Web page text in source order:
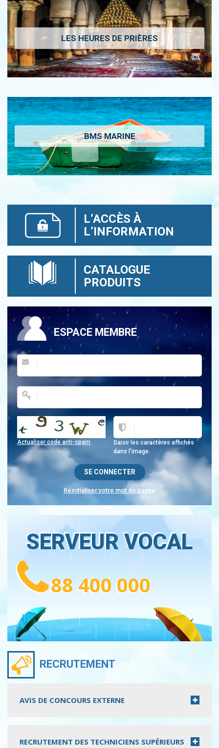
LES HEURES DE PRIÈRES
BMS MARINE
L’ACCÈS À
L’INFORMATION
CATALOGUE
PRODUITS
ESPACE MEMBRE
Saisir les caractères affichés
dans l'image.
Actualiser code anti-spam
Réinitialiser votre mot de passe
SERVEUR VOCAL
88 400 000
RECRUTEMENT
AVIS DE CONCOURS EXTERNE
RECRUTEMENT DES TECHNICIENS SUPÉRIEURS